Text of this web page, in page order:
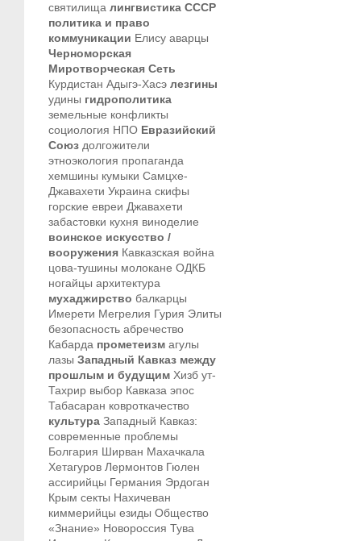
святилища лингвистика СССР
политика и право
коммуникации Елису аварцы
Черноморская
Миротворческая Сеть
Курдистан Адыгэ-Хасэ лезгины
удины гидрополитика
земельные конфликты
социология НПО Евразийский
Союз долгожители
этноэкология пропаганда
хемшины кумыки Самцхе-
Джавахети Украина скифы
горские евреи Джавахети
забастовки кухня виноделие
воинское искусство /
вооружения Кавказская война
цова-тушины молокане ОДКБ
ногайцы архитектура
мухаджирство балкарцы
Имерети Мегрелия Гурия Элиты
безопасность абречество
Кабарда прометеизм агулы
лазы Западный Кавказ между
прошлым и будущим Хизб ут-
Тахрир выбор Кавказа эпос
Табасаран ковроткачество
культура Западный Кавказ:
современные проблемы
Болгария Ширван Махачкала
Хетагуров Лермонтов Гюлен
ассирийцы Германия Эрдоган
Крым секты Нахичеван
киммерийцы езиды Общество
«Знание» Новороссия Тува